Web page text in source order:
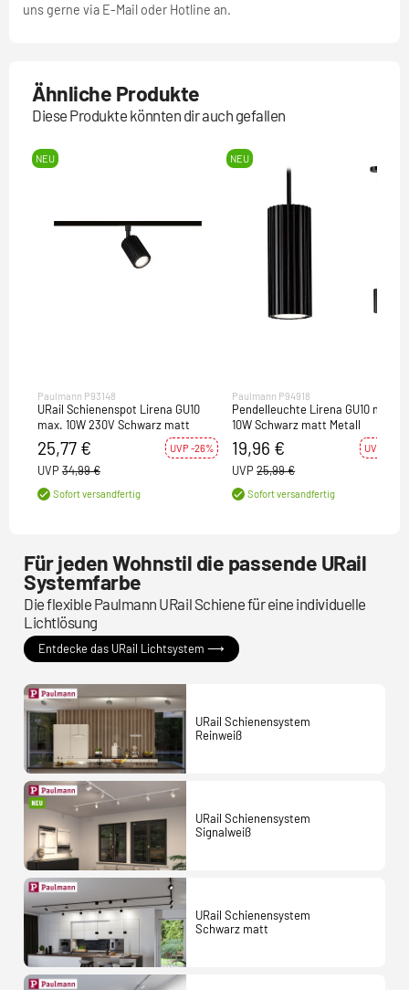
uns gerne via E-Mail oder Hotline an.
Ähnliche Produkte
Diese Produkte könnten dir auch gefallen
NEU
Paulmann P93148
URail Schienenspot Lirena GU10
max. 10W 230V Schwarz matt
25,77 € UVP -26%
UVP 34,99 €
Sofort versandfertig
NEU
Paulmann P94918
Pendelleuchte Lirena GU10 max.
10W Schwarz matt Metall
19,96 € UVP -23%
UVP 25,99 €
Sofort versandfertig
Für jeden Wohnstil die passende URail
Systemfarbe
Die flexible Paulmann URail Schiene für eine individuelle
Lichtlösung
Entdecke das URail Lichtsystem ⟶
URail Schienensystem
Reinweiß
URail Schienensystem
Signalweiß
URail Schienensystem
Schwarz matt